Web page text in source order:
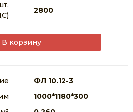
2800
В корзину
ФЛ 10.12-3
1000*1180*300